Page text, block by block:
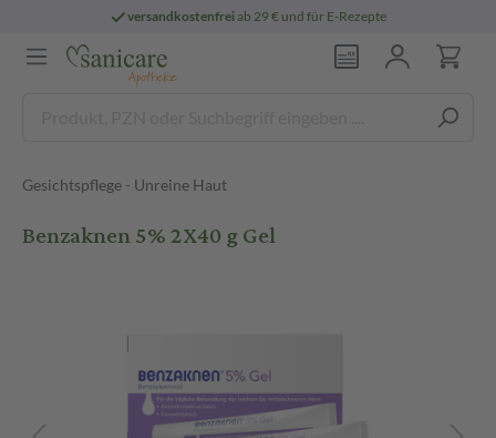
versandkostenfreiab 29 € und für E-Rezepte
Gesichtspflege - Unreine Haut
Benzaknen 5% 2X40 g Gel